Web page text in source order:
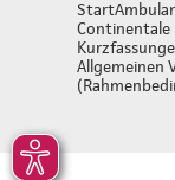
Continentale
Allgemeinen